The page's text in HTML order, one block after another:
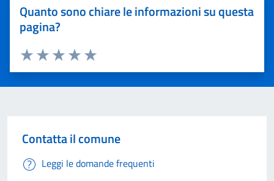
Quanto sono chiare le informazioni su questa
pagina?
Valuta 5 stelle su 5
Valuta 4 stelle su 5
Valuta 3 stelle su 5
Valuta 2 stelle su 5
Valuta 1 stelle su 5
Contatta il comune
Leggi le domande frequenti